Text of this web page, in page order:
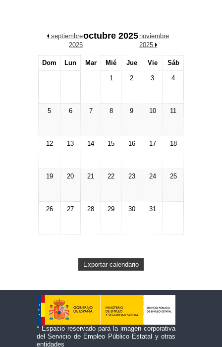
/ septiembre
2025
octubre 2025 noviembre
2025 /
Dom Lun Mar Mié Jue Vie Sáb
1 2 3 4
5 6 7 8 9 10 11
12 13 14 15 16 17 18
19 20 21 22 23 24 25
26 27 28 29 30 31
* Espacio reservado para la imagen corporativa
del Servicio de Empleo Público Estatal y otras
entidades